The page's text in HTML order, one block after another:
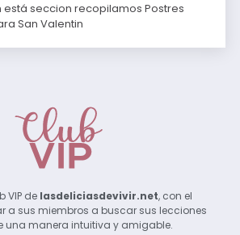
está seccion recopilamos Postres
San Valentin
VIP de lasdeliciasdevivir.net, con el
a sus miembros a buscar sus lecciones
una manera intuitiva y amigable.